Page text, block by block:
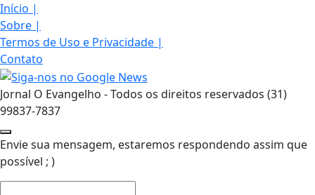
Início |
Sobre |
Termos de Uso e Privacidade |
Contato
Jornal O Evangelho - Todos os direitos reservados (31)
99837-7837
Envie sua mensagem, estaremos respondendo assim que
possível ; )